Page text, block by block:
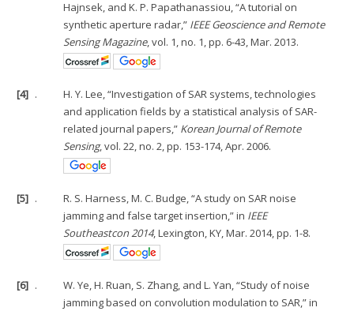
Hajnsek, and K. P. Papathanassiou, “A tutorial on
synthetic aperture radar,” IEEE Geoscience and Remote
Sensing Magazine, vol. 1, no. 1, pp. 6-43, Mar. 2013.
[4] .
H. Y. Lee, “Investigation of SAR systems, technologies
and application fields by a statistical analysis of SAR-
related journal papers,” Korean Journal of Remote
Sensing, vol. 22, no. 2, pp. 153-174, Apr. 2006.
[5] .
R. S. Harness, M. C. Budge, “A study on SAR noise
jamming and false target insertion,” in IEEE
Southeastcon 2014, Lexington, KY, Mar. 2014, pp. 1-8.
[6] .
W. Ye, H. Ruan, S. Zhang, and L. Yan, “Study of noise
jamming based on convolution modulation to SAR,” in